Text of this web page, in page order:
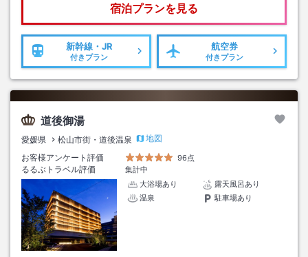
宿泊プランを見る
新幹線・JR
付きプラン
航空券
付きプラン
道後御湯
愛媛県 松山市街・道後温泉
地図
お客様アンケート評価
96点
るるぶトラベル評価
集計中
大浴場あり
露天風呂あり
温泉
駐車場あり